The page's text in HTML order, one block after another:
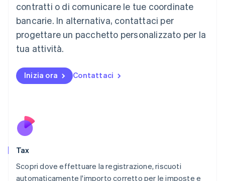
contratti o di comunicare le tue coordinate
bancarie. In alternativa, contattaci per
progettare un pacchetto personalizzato per la
tua attività.
Inizia ora Contattaci
Tax
Scopri dove effettuare la registrazione, riscuoti
automaticamente l'importo corretto per le imposte e
Français DeutschEnglish
Malaysia
English 简体中文
Malta
Messico
EspañolEnglish
English
Paesi Bassi
English
Portogallo